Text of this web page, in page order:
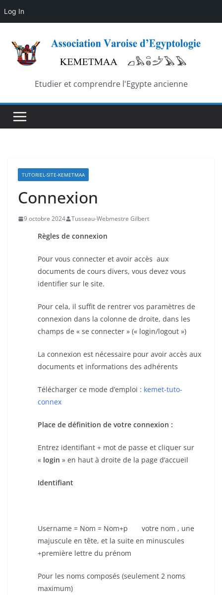
Log In
content
Etudier et comprendre l'Egypte ancienne
TUTORIEL-SITE-KEMETMAA
Connexion
9 octobre 2024 Tusseau-Webmestre Gilbert
Règles de connexion
Pour vous connecter et avoir accès aux
documents de cours divers, vous devez vous
identifier sur le site.
Pour cela, il suffit de rentrer vos paramètres de
connexion dans la colonne de droite, dans les
champs de « se connecter » (« login/logout »)
La connexion est nécessaire pour avoir accès aux
documents et informations des adhérents
Télécharger ce mode d’emploi : kemet-tuto-
connex
Place de définition de votre connexion :
Entrez identifiant + mot de passe et cliquer sur
« login » en haut à droite de la page d’accueil
Identifiant
Username = Nom = Nom+p votre nom , une
majuscule en tête, et la suite en minuscules
+première lettre du prénom
Pour les noms composés (seulement 2 noms
maximum)